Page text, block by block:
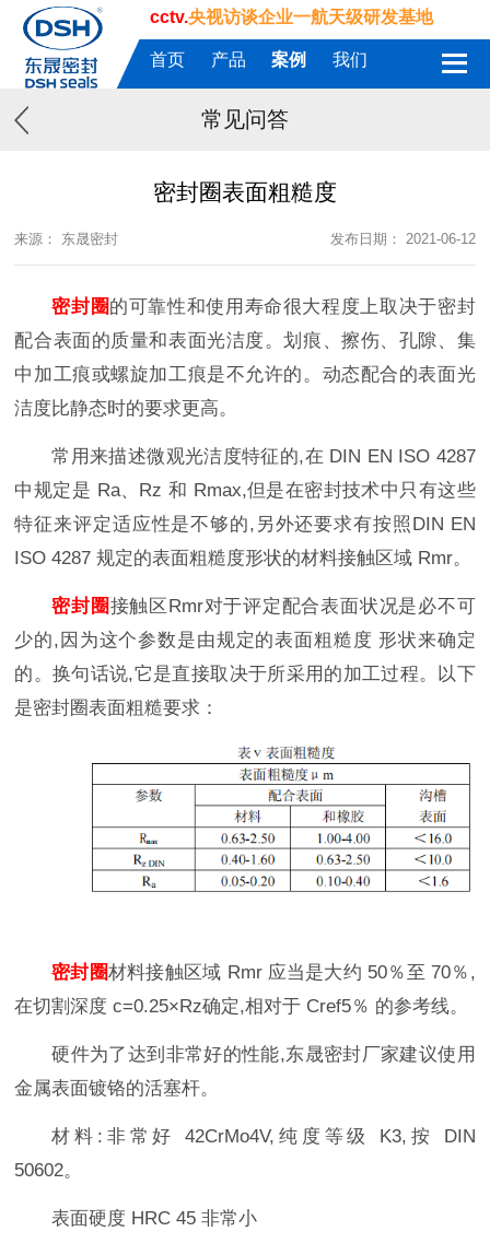
cctv.央视访谈企业一航天级研发基地
首页 产品 案例 我们
常见问答
密封圈表面粗糙度
来源： 东晟密封 发布日期： 2021-06-12
密封圈的可靠性和使用寿命很大程度上取决于密封
配合表面的质量和表面光洁度。划痕、擦伤、孔隙、集
中加工痕或螺旋加工痕是不允许的。动态配合的表面光
洁度比静态时的要求更高。
常用来描述微观光洁度特征的,在 DIN EN ISO 4287
中规定是 Ra、Rz 和 Rmax,但是在密封技术中只有这些
特征来评定适应性是不够的,另外还要求有按照DIN EN
ISO 4287 规定的表面粗糙度形状的材料接触区域 Rmr。
密封圈接触区Rmr对于评定配合表面状况是必不可
少的,因为这个参数是由规定的表面粗糙度 形状来确定
的。换句话说,它是直接取决于所采用的加工过程。以下
是密封圈表面粗糙要求：
密封圈材料接触区域 Rmr 应当是大约 50％至 70％,
在切割深度 c=0.25×Rz确定,相对于 Cref5％ 的参考线。
硬件为了达到非常好的性能,东晟密封厂家建议使用
金属表面镀铬的活塞杆。
材料:非常好 42CrMo4V,纯度等级 K3,按 DIN
50602。
表面硬度 HRC 45 非常小